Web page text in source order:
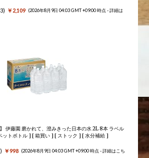
) ￥2,109 (2026年8月9日 04:03 GMT +09:00 時点 -詳細は
伊藤園 磨かれて、澄みきった日本の水 2L 8本 ラベル
ットボトル ] [ 箱買い ] [ ストック ] [ 水分補給 ]
) ￥998 (2026年8月9日 04:03 GMT +09:00 時点 -詳細はこち